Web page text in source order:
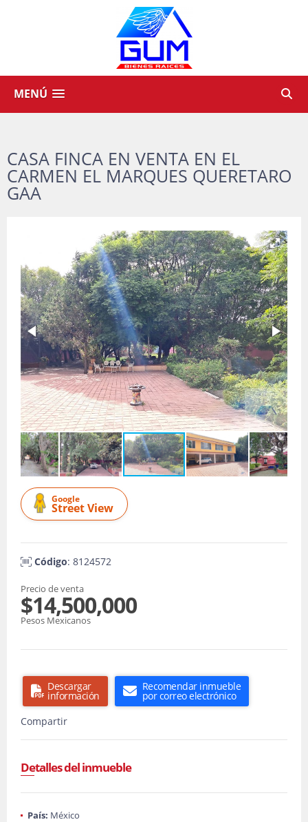
MENÚ
CASA FINCA EN VENTA EN EL
CARMEN EL MARQUES QUERETARO
GAA
Google
Street View
Código: 8124572
Precio de venta
$14,500,000
Pesos Mexicanos
Descargar
información
Recomendar inmueble
por correo electrónico
Compartir
Detalles del inmueble
País: México